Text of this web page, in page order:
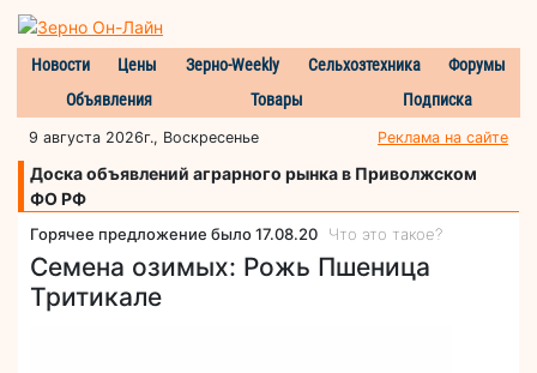
Новости Цены Зерно-Weekly Сельхозтехника
Форумы
Объявления
Товары Подписка
9 августа 2026г., Воскресенье Реклама на сайте
Доска объявлений аграрного рынка в Приволжском
ФО РФ
Горячее предложение было 17.08.20 Что это такое?
Семена озимых: Рожь Пшеница
Тритикале